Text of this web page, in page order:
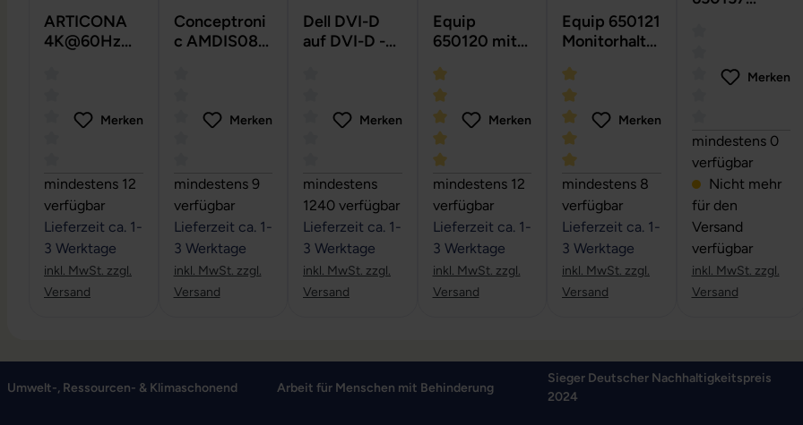
ARTICONA
4K@60Hz
Durchschnittliche Bewertung von 0 von 5 Sternen
Merken
mindestens 12
verfügbar
Lieferzeit ca. 1-
3 Werktage
inkl. MwSt. zzgl.
Versand
Conceptroni
c AMDIS08B
Durchschnittliche Bewertung von 0 von 5 Sternen
Merken
mindestens 9
verfügbar
Lieferzeit ca. 1-
3 Werktage
inkl. MwSt. zzgl.
Versand
Dell DVI-D
auf DVI-D -
Durchschnittliche Bewertung von 0 von 5 Sternen
Merken
mindestens
1240 verfügbar
Lieferzeit ca. 1-
3 Werktage
inkl. MwSt. zzgl.
Versand
Equip
650120 mit
Monitorarm
Durchschnittliche Bewertung von 5 von 5 Sternen
Merken
mindestens 12
verfügbar
Lieferzeit ca. 1-
3 Werktage
inkl. MwSt. zzgl.
Versand
Equip 650121
Monitorhalte
Gasfeder -
Monitorarm
Durchschnittliche Bewertung von 5
Merken
mindestens 8
verfügbar
Lieferzeit ca. 1-
3 Werktage
inkl. MwSt. zzgl.
Versand
Merken
mindestens 0
verfügbar
Nicht mehr
für den
Versand
verfügbar
inkl. MwSt. zzgl.
Versand
Umwelt-, Ressourcen- & Klimaschonend Arbeit für Menschen mit Behinderung
Sieger Deutscher Nachhaltigkeitspreis
2024